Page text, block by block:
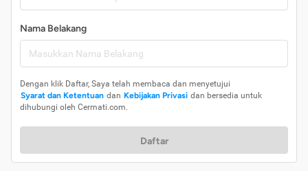
Nama Belakang
Dengan klik Daftar, Saya telah membaca dan menyetujui
Syarat dan Ketentuan dan Kebijakan Privasi dan bersedia untuk
dihubungi oleh Cermati.com.
Daftar